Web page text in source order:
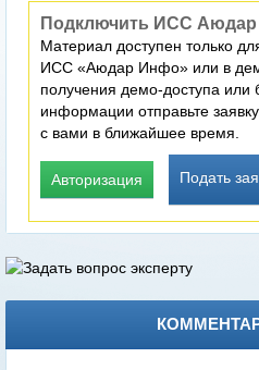
Подключить ИСС
Материал доступен только
ИСС «Аюдар Инфо» или в
получения демо-доступа или
информации отправьте
с вами в ближайшее время.
Авторизация Подать